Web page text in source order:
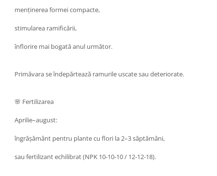
menținerea formei compacte,
stimularea ramificării,
înflorire mai bogată anul următor.
Primăvara se îndepărtează ramurile uscate sau deteriorate.
🌸 Fertilizarea
Aprilie–august:
îngrășământ pentru plante cu flori la 2–3 săptămâni,
sau fertilizant echilibrat (NPK 10-10-10 / 12-12-18).